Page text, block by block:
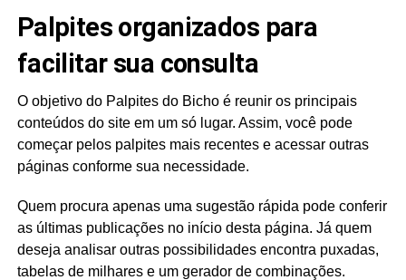
Palpites organizados para
facilitar sua consulta
O objetivo do Palpites do Bicho é reunir os principais
conteúdos do site em um só lugar. Assim, você pode
começar pelos palpites mais recentes e acessar outras
páginas conforme sua necessidade.
Quem procura apenas uma sugestão rápida pode conferir
as últimas publicações no início desta página. Já quem
deseja analisar outras possibilidades encontra puxadas,
tabelas de milhares e um gerador de combinações.